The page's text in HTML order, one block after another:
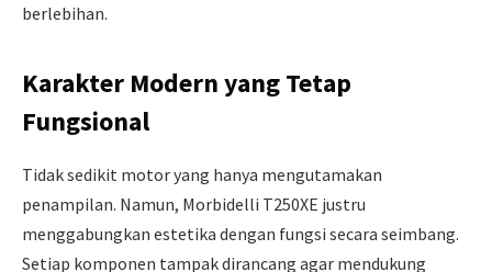
berlebihan.
Karakter Modern yang Tetap
Fungsional
Tidak sedikit motor yang hanya mengutamakan
penampilan. Namun, Morbidelli T250XE justru
menggabungkan estetika dengan fungsi secara seimbang.
Setiap komponen tampak dirancang agar mendukung